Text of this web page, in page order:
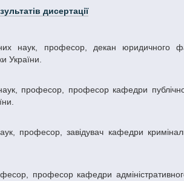
дисертації
України.